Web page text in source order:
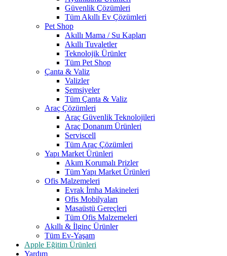
Güvenlik Çözümleri
Tüm Akıllı Ev Çözümleri
Pet Shop
Akıllı Mama / Su Kapları
Akıllı Tuvaletler
Teknolojik Ürünler
Tüm Pet Shop
Çanta & Valiz
Valizler
Şemsiyeler
Tüm Çanta & Valiz
Araç Çözümleri
Araç Güvenlik Teknolojileri
Araç Donanım Ürünleri
Serviscell
Tüm Araç Çözümleri
Yapı Market Ürünleri
Akım Korumalı Prizler
Tüm Yapı Market Ürünleri
Ofis Malzemeleri
Evrak İmha Makineleri
Ofis Mobilyaları
Masaüstü Gereçleri
Tüm Ofis Malzemeleri
Akıllı & İlginç Ürünler
Tüm Ev-Yaşam
Apple Eğitim Ürünleri
Yardım